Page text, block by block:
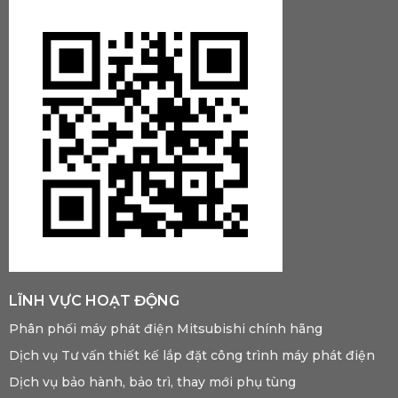
LĨNH VỰC HOẠT ĐỘNG
Phân phối máy phát điện Mitsubishi chính hãng
Dịch vụ Tư vấn thiết kế lắp đặt công trình máy phát điện
Dịch vụ bảo hành, bảo trì, thay mới phụ tùng